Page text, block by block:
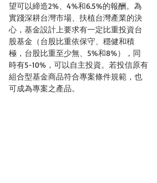
望可以締造2%、4%和6.5%的報酬。為
實踐深耕台灣市場、扶植台灣產業的決
心，基金設計上要求有一定比重投資台
股基金（台股比重依保守、穩健和積
極，台股比重至少無、5%和8%），同
時有5-10%，可以自主投資。若投信原有
組合型基金商品符合專案條件規範，也
可成為專案之產品。